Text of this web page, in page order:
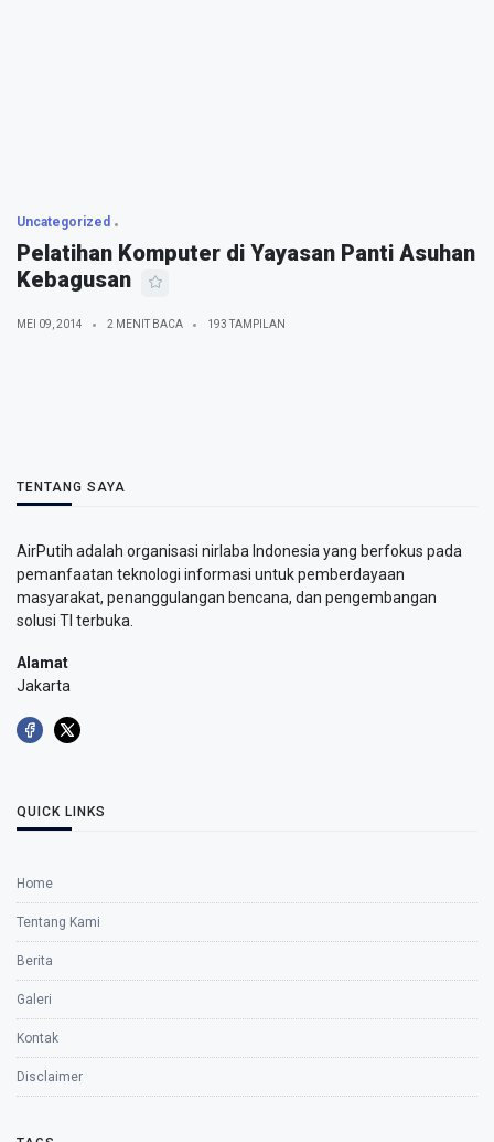
Uncategorized
Pelatihan Komputer di Yayasan Panti Asuhan
Kebagusan
MEI 09, 2014 2 MENIT BACA 193 TAMPILAN
TENTANG SAYA
AirPutih adalah organisasi nirlaba Indonesia yang berfokus pada
pemanfaatan teknologi informasi untuk pemberdayaan
masyarakat, penanggulangan bencana, dan pengembangan
solusi TI terbuka.
Alamat
Jakarta
QUICK LINKS
Home
Tentang Kami
Berita
Galeri
Kontak
Disclaimer